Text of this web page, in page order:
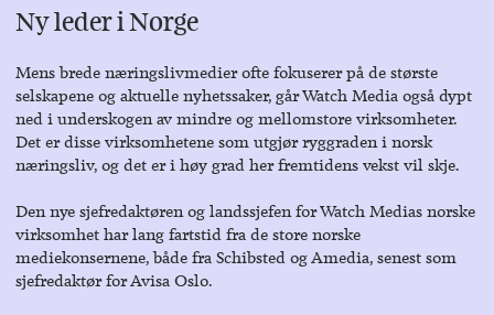
Ny leder i Norge
Mens brede næringslivmedier ofte fokuserer på de største
selskapene og aktuelle nyhetssaker, går Watch Media også dypt
ned i underskogen av mindre og mellomstore virksomheter.
Det er disse virksomhetene som utgjør ryggraden i norsk
næringsliv, og det er i høy grad her fremtidens vekst vil skje.
Den nye sjefredaktøren og landssjefen for Watch Medias norske
virksomhet har lang fartstid fra de store norske
mediekonsernene, både fra Schibsted og Amedia, senest som
sjefredaktør for Avisa Oslo.